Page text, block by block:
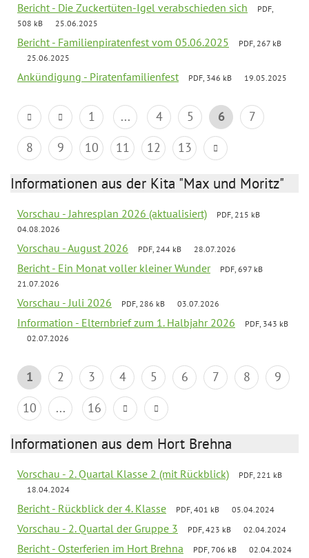
Bericht - Die Zuckertüten-Igel verabschieden sich
PDF,
508 kB
25.06.2025
Bericht - Familienpiratenfest vom 05.06.2025
PDF, 267 kB
25.06.2025
Ankündigung - Piratenfamilienfest PDF, 346 kB 19.05.2025
1 ... 4 5 6
7
8
9 10 11 12 13
Informationen aus der Kita "Max und Moritz"
Vorschau - Jahresplan 2026 (aktualisiert)
PDF, 215 kB
04.08.2026
Vorschau - August 2026 PDF, 244 kB 28.07.2026
Bericht - Ein Monat voller kleiner Wunder
PDF, 697 kB
21.07.2026
Vorschau - Juli 2026 PDF, 286 kB 03.07.2026
Information - Elternbrief zum 1. Halbjahr 2026
PDF, 343 kB
02.07.2026
1 2 3 4 5 6 7 8
9
10
... 16
Informationen aus dem Hort Brehna
Vorschau - 2. Quartal Klasse 2 (mit Rückblick)
PDF, 221 kB
18.04.2024
Bericht - Rückblick der 4. Klasse PDF, 401 kB 05.04.2024
Vorschau - 2. Quartal der Gruppe 3 PDF, 423 kB 02.04.2024
Bericht - Osterferien im Hort Brehna PDF, 706 kB 02.04.2024